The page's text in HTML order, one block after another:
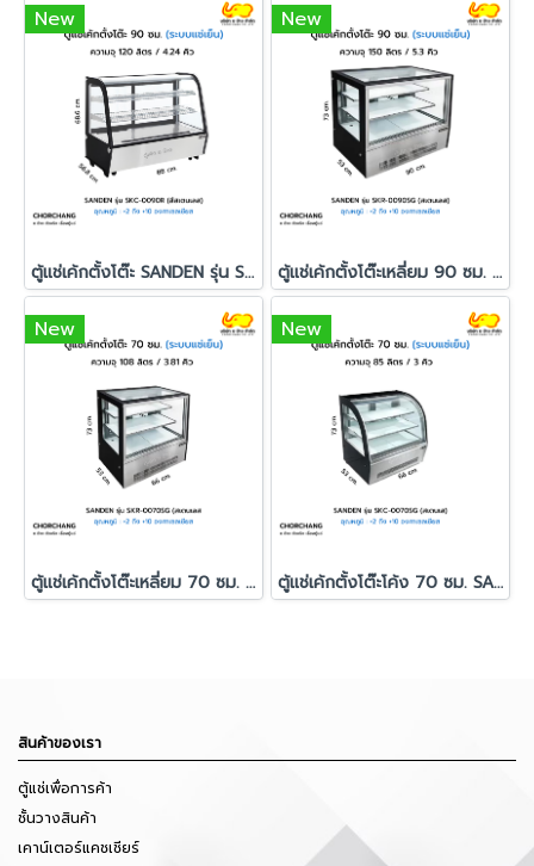
New
ตู้แช่เค้กตั้งโต๊ะ SANDEN รุ่น SKC-0090R
New
ตู้แช่เค้กตั้งโต๊ะเหลี่ยม 90 ซม. สีดำ SANDEN รุ่น SKR-0090SG
New
ตู้แช่เค้กตั้งโต๊ะเหลี่ยม 70 ซม. สีดำ SANDEN รุ่น SKR-0070SG
New
ตู้แช่เค้กตั้งโต๊ะโค้ง 70 ซม. SANDEN รุ่น SKC-0070SG
สินค้าของเรา
ตู้แช่เพื่อการค้า
ชั้นวางสินค้า
เคาน์เตอร์แคชเชียร์